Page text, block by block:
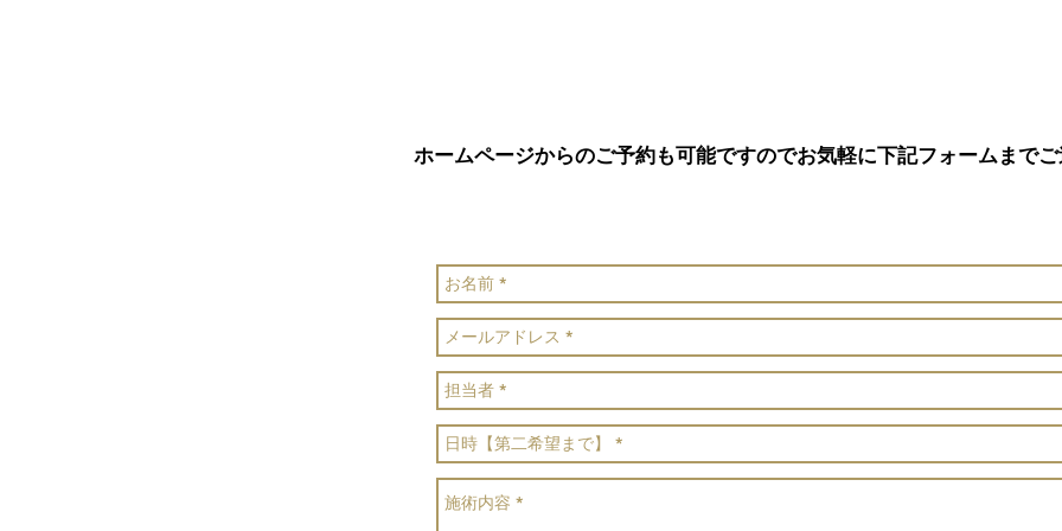
ホームページからのご予約も可能ですのでお気軽に下記フォームまで